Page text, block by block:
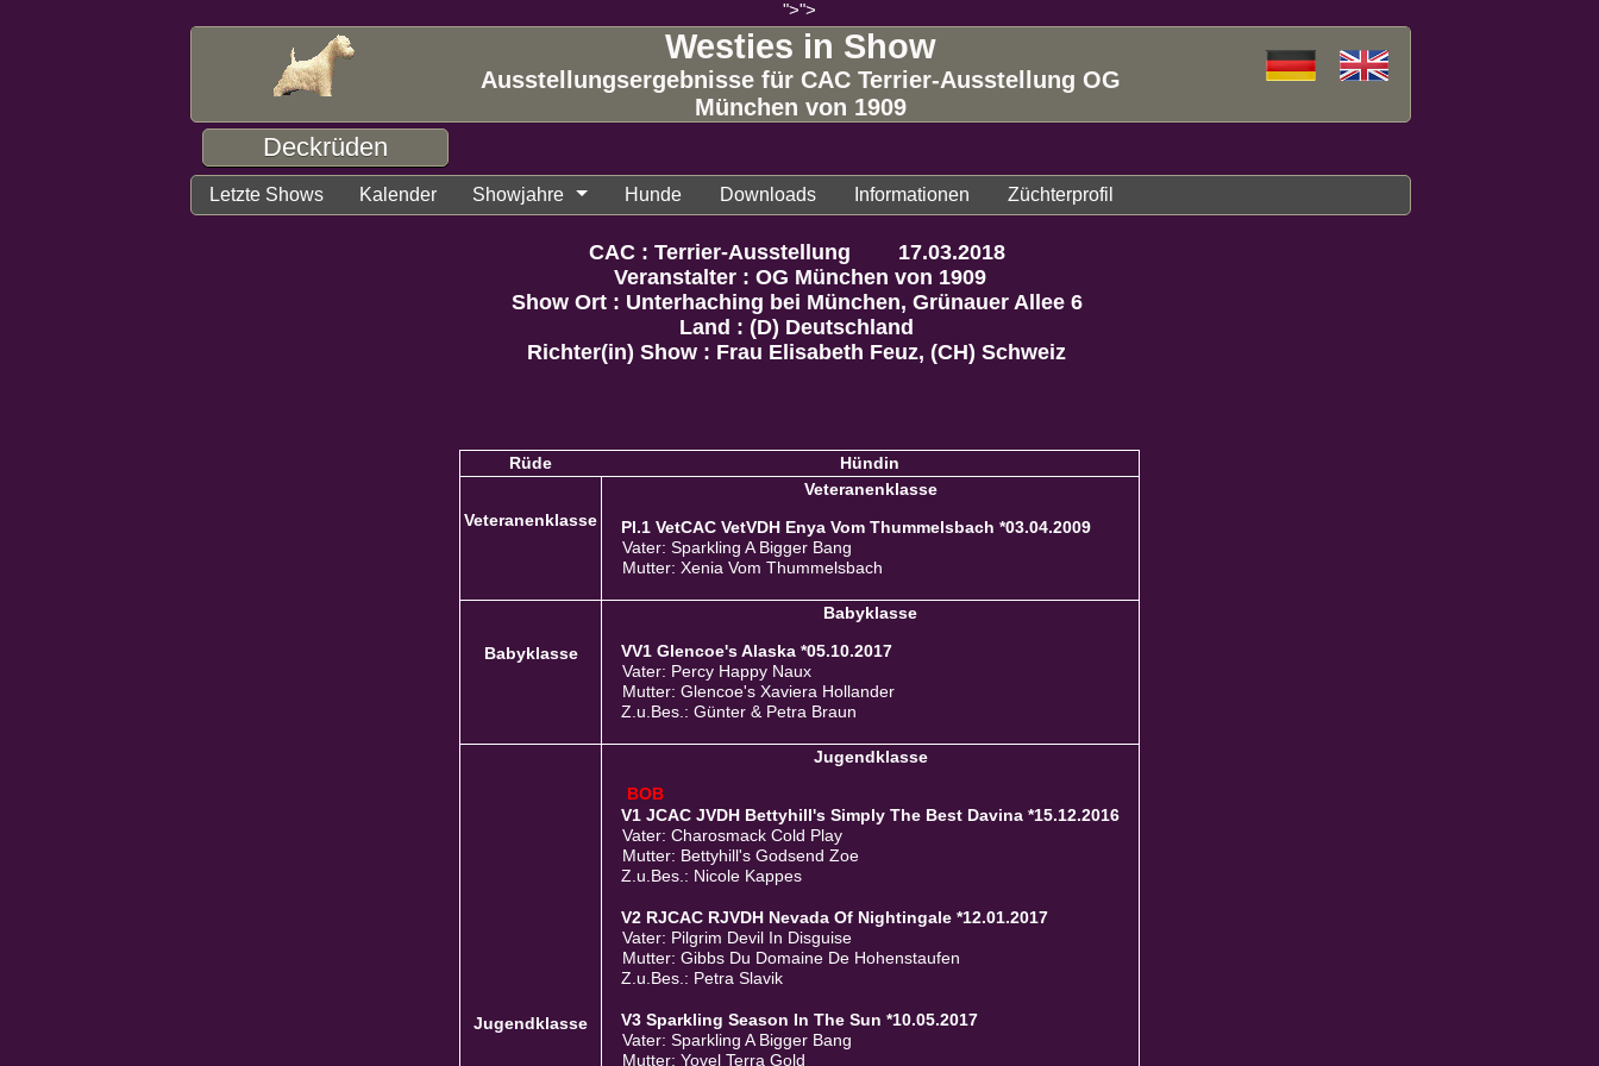
">">
Westies in Show
Ausstellungsergebnisse für CAC Terrier-Ausstellung OG
München von 1909
Deckrüden
Letzte Shows Kalender Showjahre Hunde Downloads Informationen Züchterprofil
CAC : Terrier-Ausstellung 17.03.2018
Veranstalter : OG München von 1909
Show Ort : Unterhaching bei München, Grünauer Allee 6
Land : (D) Deutschland
Richter(in) Show : Frau Elisabeth Feuz, (CH) Schweiz
Rüde Hündin
Veteranenklasse
Veteranenklasse
Pl.1 VetCAC VetVDH Enya Vom Thummelsbach *03.04.2009
Vater: Sparkling A Bigger Bang
Mutter: Xenia Vom Thummelsbach
Babyklasse
Babyklasse
VV1 Glencoe's Alaska *05.10.2017
Vater: Percy Happy Naux
Mutter: Glencoe's Xaviera Hollander
Z.u.Bes.: Günter & Petra Braun
Jugendklasse
Jugendklasse
BOB
V1 JCAC JVDH Bettyhill's Simply The Best Davina *15.12.2016
Vater: Charosmack Cold Play
Mutter: Bettyhill's Godsend Zoe
Z.u.Bes.: Nicole Kappes
V2 RJCAC RJVDH Nevada Of Nightingale *12.01.2017
Vater: Pilgrim Devil In Disguise
Mutter: Gibbs Du Domaine De Hohenstaufen
Z.u.Bes.: Petra Slavik
V3 Sparkling Season In The Sun *10.05.2017
Vater: Sparkling A Bigger Bang
Mutter: Yovel Terra Gold